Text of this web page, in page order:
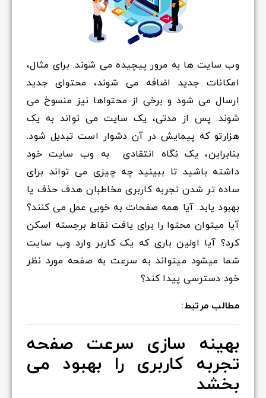
وب سایت ها به مرور پیچیده می شوند. برای مثال،
امکانات جدید اضافه می شوند، محتوای جدید
ارسال می شود و برخی از محتواها نیز منسوخ می
شوند. پس از مدتی، یک سایت می تواند به یک
هزارتو که پیمایش در آن دشوار است تبدیل شود.
بنابراین، یک نگاه انتقادی به وب سایت خود
داشته باشید تا ببینید چه چیزی می تواند برای
ساده تر شدن تجربه کاربری مخاطبان هدف حذف یا
بهبود یابد. آیا همه صفحات به خوبی عمل می کنند؟
آیا میتوان محتوا را برای یافت نقاط برجسته اسکن
کرد؟ آیا اولین باری که یک کاربر وارد وب سایت
شما میشود میتواند به سرعت به صفحه مورد نظر
خود دسترسی پیدا کند؟
مطالب مرتبط:
بهینه سازی سرعت صفحه
تجربه کاربری را بهبود می
بخشد